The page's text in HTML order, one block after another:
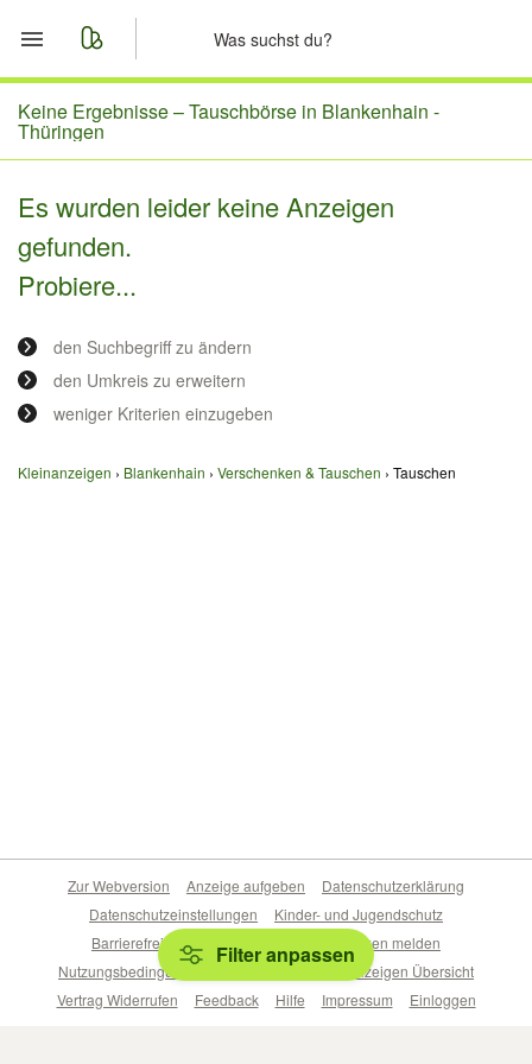
Start
Merkliste
Nachrichten
Anzeige aufgeben
Keine Ergebnisse –Tauschbörse in Blankenhain -
Thüringen
Es wurden leider keine Anzeigen
gefunden.
Probiere...
den Suchbegriff zu ändern
den Umkreis zu erweitern
weniger Kriterien einzugeben
Kleinanzeigen Blankenhain Verschenken & Tauschen Tauschen
Filter anpassen
Zur Webversion Anzeige aufgeben
Datenschutzerklärung
Datenschutzeinstellungen
Kinder- und Jugendschutz
Barrierefreiheitserklärung
Sicherheitslücken melden
Nutzungsbedingungen
Beliebte Suchen
Anzeigen Übersicht
Vertrag Widerrufen
Feedback Hilfe Impressum Einloggen